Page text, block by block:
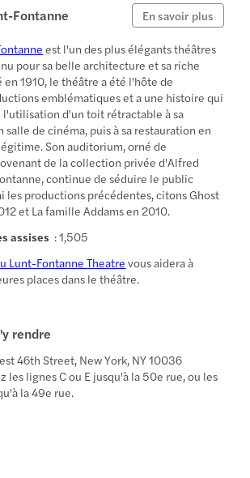
Fontanne En savoir plus
est l'un des plus élégants théâtres
pour sa belle architecture et sa riche
1910, le théâtre a été l'hôte de
emblématiques et a une histoire qui
l'utilisation d'un toit rétractable à sa
de cinéma, puis à sa restauration en
Son auditorium, orné de
de la collection privée d'Alfred
continue de séduire le public
les productions précédentes, citons Ghost
et La famille Addams en 2010.
assises : 1,505
Lunt-Fontanne Theatre vous aidera à
places dans le théâtre.
rendre
46th Street, New York, NY 10036
les lignes C ou E jusqu'à la 50e rue, ou les
la 49e rue.